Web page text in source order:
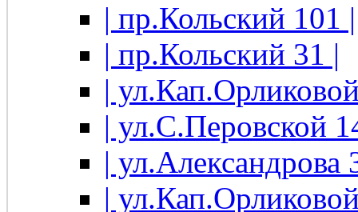
| пр.Кольский 101 |
| пр.Кольский 31 |
|
| ул.С.Перовской
| ул.Александрова
|